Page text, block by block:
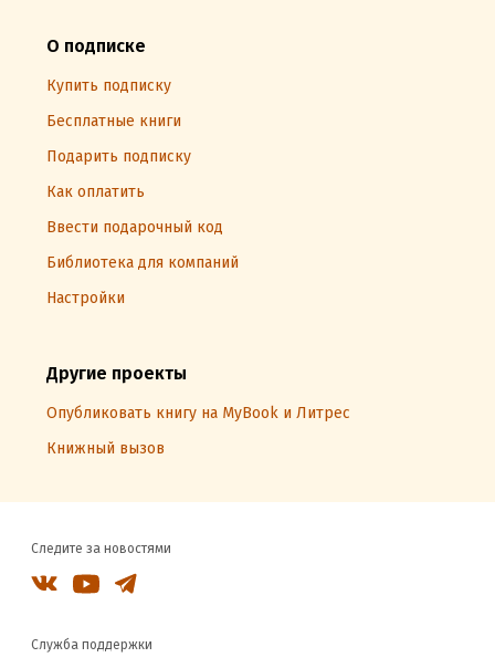
О подписке
Купить подписку
Бесплатные книги
Подарить подписку
Как оплатить
Ввести подарочный код
Библиотека для компаний
Настройки
Другие проекты
Опубликовать книгу на MyBook и Литрес
Книжный вызов
Следите за новостями
Служба поддержки